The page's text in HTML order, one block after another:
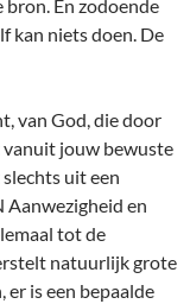
En zodoende
kan niets doen. De
van God, die door
jouw bewuste
uit een
Aanwezigheid en
tot de
natuurlijk grote
is een bepaalde